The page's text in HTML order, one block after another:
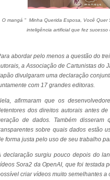
O mangá " Minha Querida Esposa, Você Quer
inteligência artificial que fez sucesso
abordar pelo menos a questão do
a Associação de Cartunistas do
divulgaram uma declaração
com 17 grandes editoras.
afirmaram que os
dos direitos autorais antes
de dados. Também
sobre quais dados estão
forma justa pelo uso de seu trabalho
declaração surgiu pouco depois do
Sora2 da OpenAI, que foi testada
criar vídeos muito semelhantes